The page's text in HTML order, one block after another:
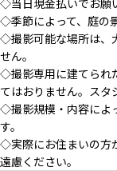
◇当日現金払いでお願
◇季節によって、庭の
◇撮影可能な場所は、
せん。
◇撮影専用に建てられ
てはおりません。スタ
◇撮影規模・内容によ
す。
◇実際にお住まいの方
遠慮ください。